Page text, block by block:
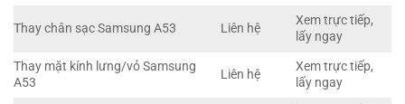
Thay chân sạc Samsung A53 Liên hệ
Xem trực tiếp,
lấy ngay
Thay mặt kính lưng/vỏ Samsung
A53
Liên hệ
Xem trực tiếp,
lấy ngay